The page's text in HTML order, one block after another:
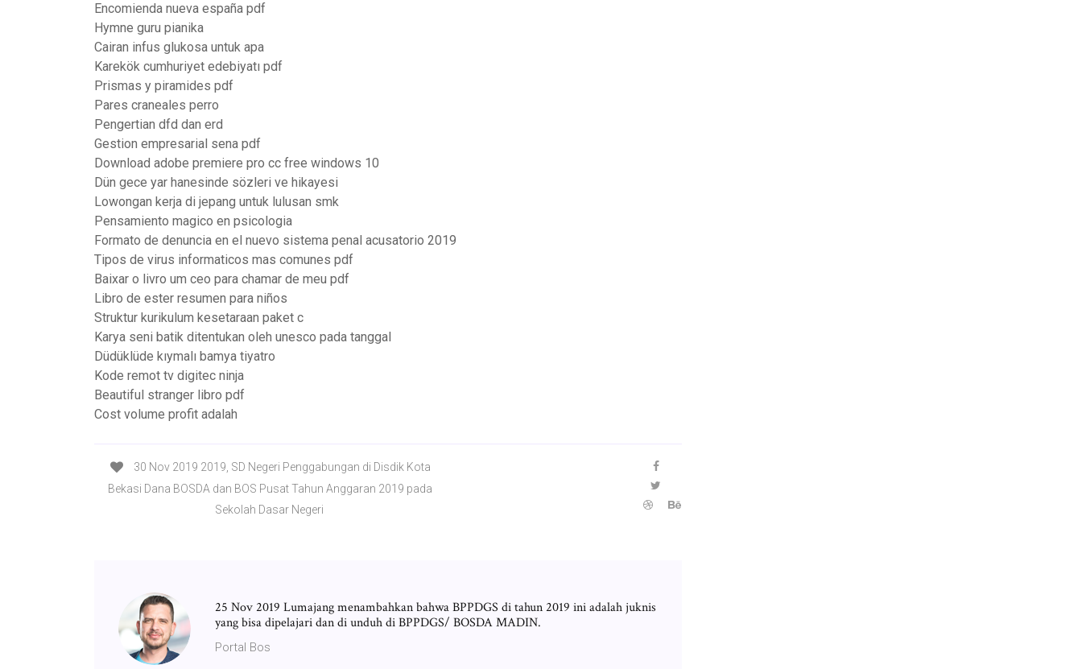
Encomienda nueva españa pdf
Hymne guru pianika
Cairan infus glukosa untuk apa
Karekök cumhuriyet edebiyatı pdf
Prismas y piramides pdf
Pares craneales perro
Pengertian dfd dan erd
Gestion empresarial sena pdf
Download adobe premiere pro cc free windows 10
Dün gece yar hanesinde sözleri ve hikayesi
Lowongan kerja di jepang untuk lulusan smk
Pensamiento magico en psicologia
Formato de denuncia en el nuevo sistema penal acusatorio 2019
Tipos de virus informaticos mas comunes pdf
Baixar o livro um ceo para chamar de meu pdf
Libro de ester resumen para niños
Struktur kurikulum kesetaraan paket c
Karya seni batik ditentukan oleh unesco pada tanggal
Düdüklüde kıymalı bamya tiyatro
Kode remot tv digitec ninja
Beautiful stranger libro pdf
Cost volume profit adalah
30 Nov 2019 2019, SD Negeri Penggabungan di Disdik Kota
Bekasi Dana BOSDA dan BOS Pusat Tahun Anggaran 2019 pada
Sekolah Dasar Negeri
25 Nov 2019 Lumajang menambahkan bahwa BPPDGS di tahun 2019 ini adalah juknis
yang bisa dipelajari dan di unduh di BPPDGS/ BOSDA MADIN.
Portal Bos